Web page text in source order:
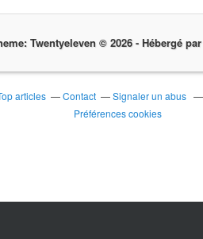
Twentyeleven © 2026 - Hébergé par
articles Contact Signaler un abus
Préférences cookies